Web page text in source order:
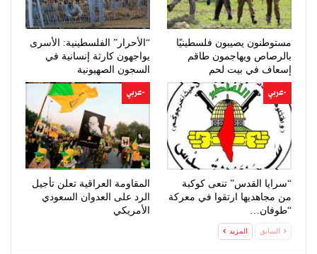
مستوطنون يصيبون فلسطينيًا
بالرصاص ويهاجمون طاقم
إسعاف في بيت لحم
“الأحرار” الفلسطينية: الأسرى
يواجهون كارثة إنسانية في
السجون الصهيونية
-عربي
“سرايا القدس” تنعى كوكبة
من مجاهديها ارتقوا في معركة
“طوفان…
-عربي
المقاومة العراقية تعلن تأجيل
الرد على العدوان السعودي
الأمريكي
السابق المزيد